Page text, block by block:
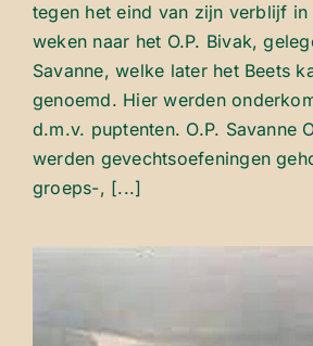
tegen het eind van zijn verblijf in
weken naar het O.P. Bivak,
Savanne, welke later het Beets
genoemd. Hier werden
d.m.v. puptenten. O.P. Savanne
werden gevechtsoefeningen
groeps-, [...]